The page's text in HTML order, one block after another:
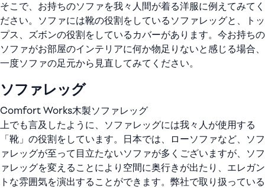
そこで、お持ちのソファを我々人間が着る洋服に例えてみてく
ださい。ソファには靴の役割をしているソファレッグと、トッ
プス、ズボンの役割をしているカバーがあります。今お持ちの
ソファがお部屋のインテリアに何か物足りないと感じる場合、
一度ソファの足元から見直してみてください。
ソファレッグ
Comfort Works木製ソファレッグ
上でも言及したように、ソファレッグには我々人が使用する
「靴」の役割をしています。日本では、ローソファなど、ソフ
ァレッグが至って目立たないソファが多くございますが、ソフ
ァレッグを変えることにより空間に奥行きが出たり、エレガン
トな雰囲気を演出することができます。弊社で取り扱っている